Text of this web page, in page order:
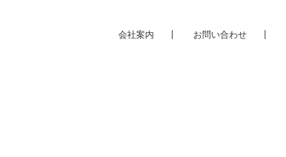
会社案内 お問い合わせ